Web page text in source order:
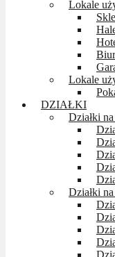
Lokale
Lokale
DZIAŁKI
Działki
Działki